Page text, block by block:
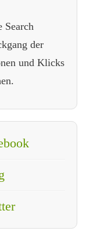
Search
der
und Klicks